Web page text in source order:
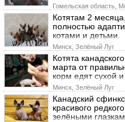
Гомельская область,
Котятам 2
полностью
котами и детьми.
Минск, Зелёный Луг
Котята
марта от
корм едят сухой
Минск, Зелёный Луг
Канадский
красивого
зелёными